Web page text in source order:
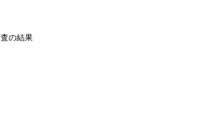
の結果